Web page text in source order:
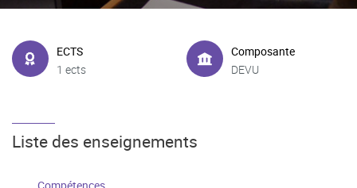
ECTS
1 ects
Composante
DEVU
Liste des enseignements